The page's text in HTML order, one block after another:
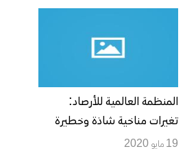
المنظمة العالمية للأرصاد:
تغيرات مناخية شاذة وخطيرة
خلال أشهر مايو-يوليو
19 مايو 2020